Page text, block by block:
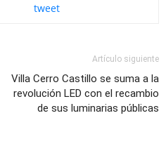
tweet
Artículo siguiente
Villa Cerro Castillo se suma a la
revolución LED con el recambio
de sus luminarias públicas